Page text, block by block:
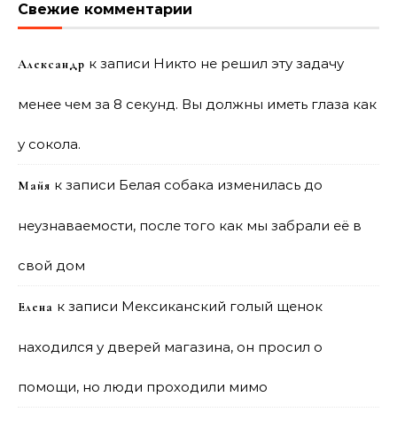
Свежие комментарии
Александр к записи Никто не решил эту задачу
менее чем за 8 секунд. Вы должны иметь глаза как
у сокола.
Майя к записи Белая собака изменилась до
неузнаваемости, после того как мы забрали её в
свой дом
Елена к записи Мексиканский голый щенок
находился у дверей магазина, он просил о
помощи, но люди проходили мимо